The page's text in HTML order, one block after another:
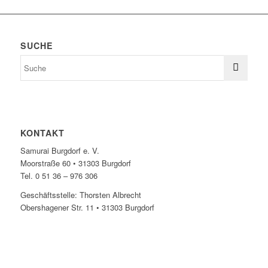
SUCHE
KONTAKT
Samurai Burgdorf e. V.
Moorstraße 60 • 31303 Burgdorf
Tel. 0 51 36 – 976 306
Geschäftsstelle: Thorsten Albrecht
Obershagener Str. 11 • 31303 Burgdorf